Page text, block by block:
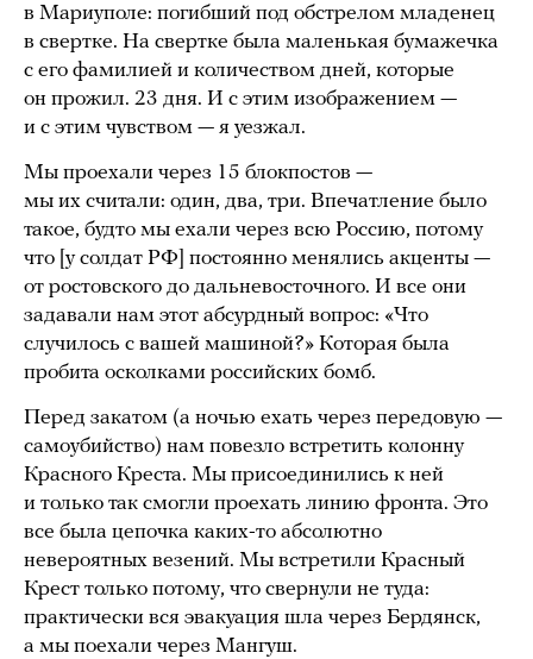
в Мариуполе: погибший под обстрелом младенец
в свертке. На свертке была маленькая бумажечка
с его фамилией и количеством дней, которые
он прожил. 23 дня. И с этим изображением —
и с этим чувством — я уезжал.
Мы проехали через 15 блокпостов —
мы их считали: один, два, три. Впечатление было
такое, будто мы ехали через всю Россию, потому
что [у солдат РФ] постоянно менялись акценты —
от ростовского до дальневосточного. И все они
задавали нам этот абсурдный вопрос: «Что
случилось с вашей машиной?» Которая была
пробита осколками российских бомб.
Перед закатом (а ночью ехать через передовую —
самоубийство) нам повезло встретить колонну
Красного Креста. Мы присоединились к ней
и только так смогли проехать линию фронта. Это
все была цепочка каких-то абсолютно
невероятных везений. Мы встретили Красный
Крест только потому, что свернули не туда:
практически вся эвакуация шла через Бердянск,
а мы поехали через Мангуш.